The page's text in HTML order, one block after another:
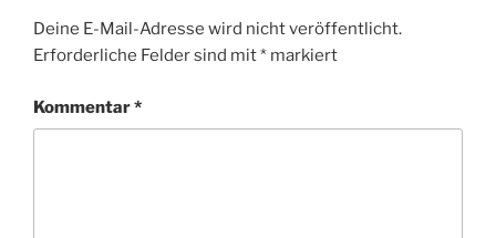
Deine E-Mail-Adresse wird nicht veröffentlicht.
Erforderliche Felder sind mit* markiert
Kommentar*